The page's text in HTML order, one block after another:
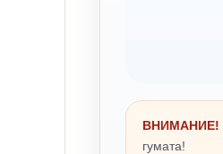
ВНИМАНИЕ!
гумата!